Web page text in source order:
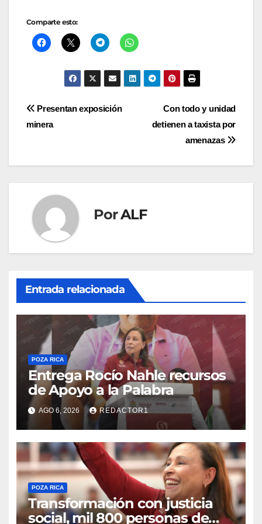
Comparte esto:
Navegación
entradas
Con todo y unidad
detienen a taxista por
amenazas
Presentan exposición
minera
PorALF
Entrada relacionada
POZA RICA
Entrega Rocío Nahle recursos
de Apoyo a la Palabra
AGO 6, 2026 REDACTOR1
POZA RICA
Transformación con justicia
social, mil 800 personas de